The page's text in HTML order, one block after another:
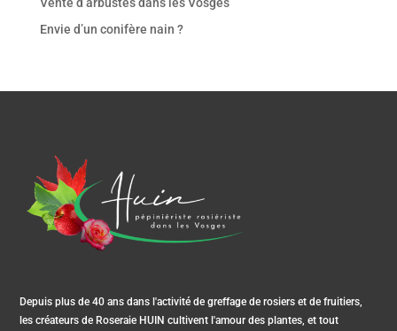
Vente d’arbustes dans les Vosges
Envie d’un conifère nain ?
Depuis plus de 40 ans dans l'activité de greffage de rosiers et de fruitiers,
les créateurs de Roseraie HUIN cultivent l'amour des plantes, et tout